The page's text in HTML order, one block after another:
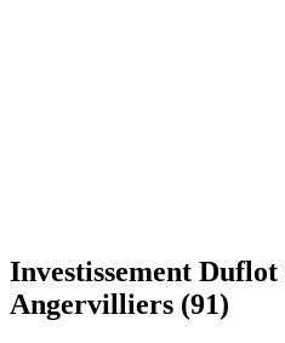
Investissement Duflot
Angervilliers (91)